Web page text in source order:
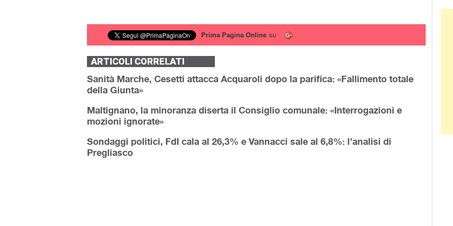
Prima Pagina Online su
ARTICOLI CORRELATI
Sanità Marche, Cesetti attacca Acquaroli dopo la parifica: «Fallimento totale
della Giunta»
Maltignano, la minoranza diserta il Consiglio comunale: «Interrogazioni e
mozioni ignorate»
Sondaggi politici, FdI cala al 26,3% e Vannacci sale al 6,8%: l’analisi di
Pregliasco